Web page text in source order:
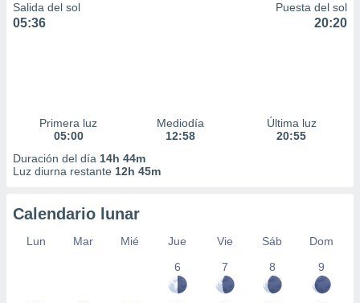
Salida del sol
05:36
Puesta del sol
20:20
Primera luz
05:00
Mediodía
12:58
Última luz
20:55
Duración del día 14h 44m
Luz diurna restante 12h 45m
Calendario lunar
Lun Mar Mié Jue Vie Sáb
Dom
6
7 8 9